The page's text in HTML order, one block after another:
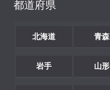
都道府県
北海道 青森
岩手 山形